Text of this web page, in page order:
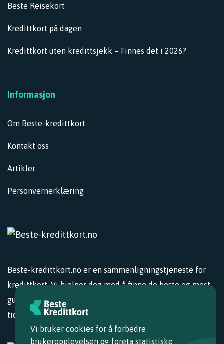
Beste Reisekort
Kredittkort på dagen
Kredittkort uten kredittsjekk – Finnes det i 2026?
Informasjon
Om Beste-kredittkort
Kontakt oss
Artikler
Personvernerklæring
Beste-kredittkort.no er en sammenligningstjeneste for
kredittkort. Vi hjelper deg med å finne de beste og mest
gunstige kredittkortene tilgjengelig i Norge til enhver
tid.
Vi bruker cookies for å forbedre
brukeropplevelsen og foreta statistiske